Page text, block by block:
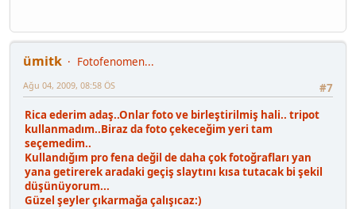
ümitk
Fotofenomen...
#7
Ağu 04, 2009, 08:58 ÖS
Rica ederim adaş..Onlar foto ve birleştirilmiş hali.. tripot
kullanmadım..Biraz da foto çekeceğim yeri tam
seçemedim..
Kullandığım pro fena değil de daha çok fotoğrafları yan
yana getirerek aradaki geçiş slaytını kısa tutacak bi şekil
düşünüyorum...
Güzel şeyler çıkarmağa çalışıcaz:)